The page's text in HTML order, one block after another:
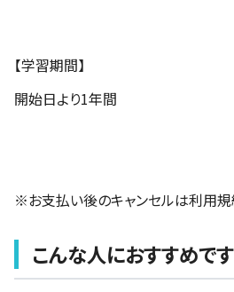
【学習期間】
開始日より1年間
※お支払い後のキャンセルは利用規
こんな人におすすめです